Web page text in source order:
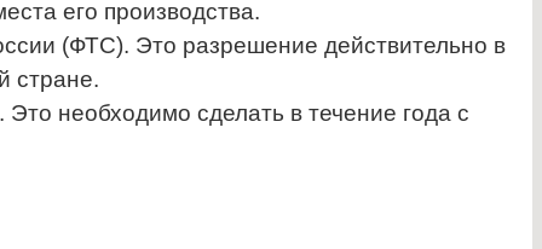
его производства.
(ФТС). Это разрешение действительно в
стране.
необходимо сделать в течение года с